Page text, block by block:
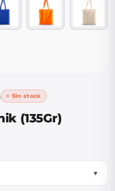
○ Sin stock
(135Gr)
▼